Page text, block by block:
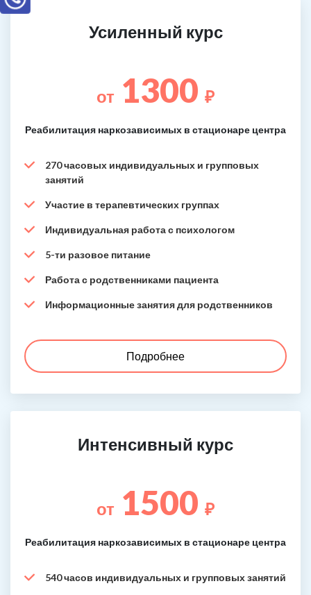
Усиленный курс
от 1300 ₽
Реабилитация наркозависимых в стационаре центра
270 часовых индивидуальных и групповых
занятий
Участие в терапевтических группах
Индивидуальная работа с психологом
5-ти разовое питание
Работа с родственниками пациента
Информационные занятия для родственников
Подробнее
Интенсивный курс
от 1500 ₽
Реабилитация наркозависимых в стационаре центра
540 часов индивидуальных и групповых занятий